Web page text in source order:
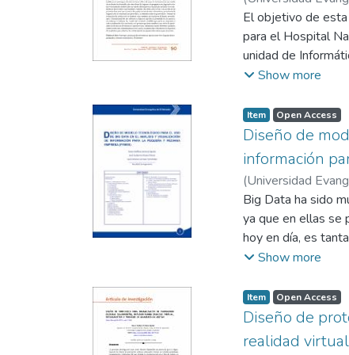
El objetivo de
para el Hospital
unidad de
informáticos. La
encontradas,
de un diseño de
identificadas por
obtenidos
permitiendo la
satisfacción se
superar las
mejorado en cada
de brindar el
presentan.
Show more
Item Open Access
Diseño de
información
(Universidad
Hernández, Saúl
Big Data ha sido
ya que en ellas se
hoy en día, es
información.
volumen de los
terabytes hasta
mayor escala
Show more
Item Open Access
Diseño de
realidad